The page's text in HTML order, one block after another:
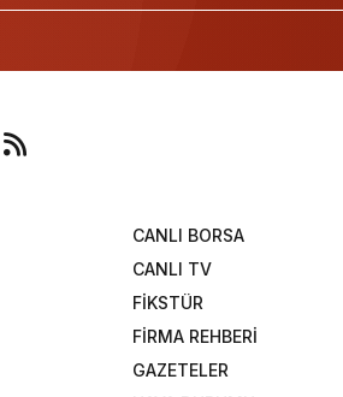
CANLI BORSA
CANLI TV
FİKSTÜR
FİRMA REHBERİ
GAZETELER